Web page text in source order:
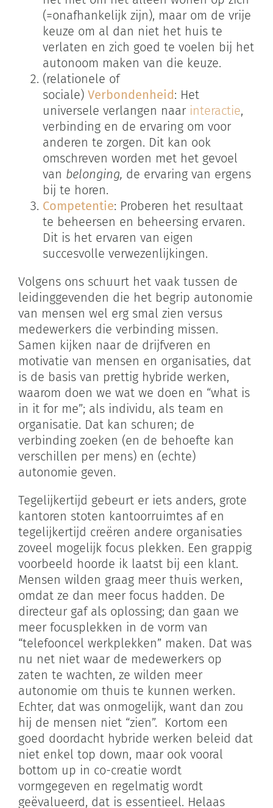
(=onafhankelijk zijn), maar om de vrije
keuze om al dan niet het huis te
verlaten en zich goed te voelen bij het
autonoom maken van die keuze.
(relationele of
sociale) Verbondenheid: Het
universele verlangen naar interactie,
verbinding en de ervaring om voor
anderen te zorgen. Dit kan ook
omschreven worden met het gevoel
van belonging, de ervaring van ergens
bij te horen.
Competentie: Proberen het resultaat
te beheersen en beheersing ervaren.
Dit is het ervaren van eigen
succesvolle verwezenlijkingen.
Volgens ons schuurt het vaak tussen de
leidinggevenden die het begrip autonomie
van mensen wel erg smal zien versus
medewerkers die verbinding missen.
Samen kijken naar de drijfveren en
motivatie van mensen en organisaties, dat
is de basis van prettig hybride werken,
waarom doen we wat we doen en “what is
in it for me”; als individu, als team en
organisatie. Dat kan schuren; de
verbinding zoeken (en de behoefte kan
verschillen per mens) en (echte)
autonomie geven.
Tegelijkertijd gebeurt er iets anders, grote
kantoren stoten kantoorruimtes af en
tegelijkertijd creëren andere organisaties
zoveel mogelijk focus plekken. Een grappig
voorbeeld hoorde ik laatst bij een klant.
Mensen wilden graag meer thuis werken,
omdat ze dan meer focus hadden. De
directeur gaf als oplossing; dan gaan we
meer focusplekken in de vorm van
“telefooncel werkplekken” maken. Dat was
nu net niet waar de medewerkers op
zaten te wachten, ze wilden meer
autonomie om thuis te kunnen werken.
Echter, dat was onmogelijk, want dan zou
hij de mensen niet “zien”. Kortom een
goed doordacht hybride werken beleid dat
niet enkel top down, maar ook vooral
bottom up in co-creatie wordt
vormgegeven en regelmatig wordt
geëvalueerd, dat is essentieel. Helaas